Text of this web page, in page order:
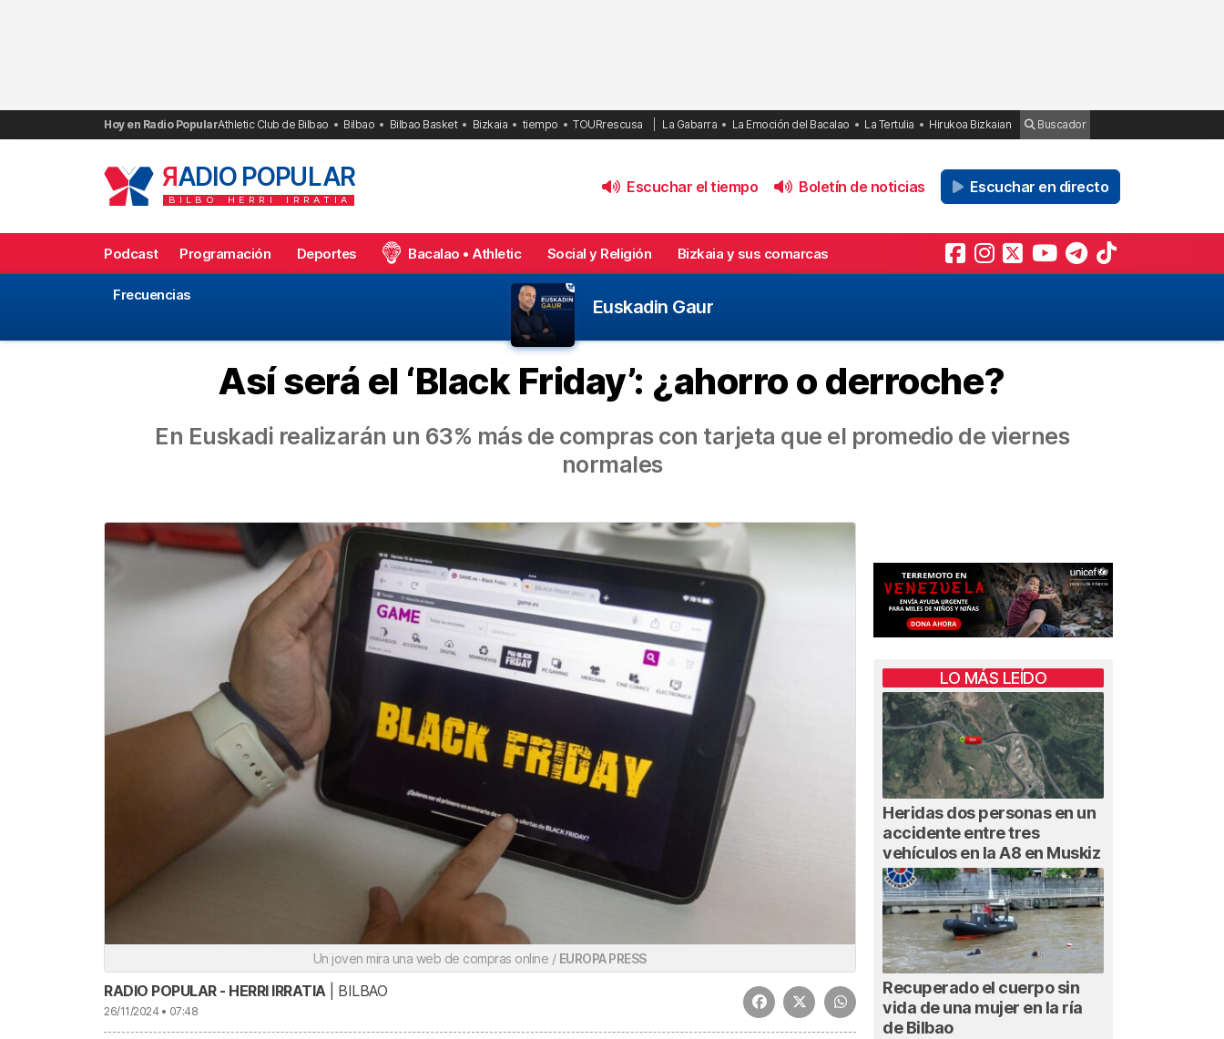
Hoy en Radio PopularAthletic Club de Bilbao Bilbao Bilbao Basket Bizkaia tiempo TOURrescusa La Gabarra La Emoción del Bacalao La Tertulia Hirukoa Bizkaian Buscador
RADIO POPULAR
BILBO HERRI IRRATIA
Escuchar el tiempo Boletín de noticias Escuchar en directo
Podcast Programación Deportes Bacalao • Athletic Social y Religión Bizkaia y sus comarcas
Frecuencias
Euskadin Gaur
Así será el ‘Black Friday’: ¿ahorro o derroche?
En Euskadi realizarán un 63% más de compras con tarjeta que el promedio de viernes
normales
Un joven mira una web de compras online / EUROPA PRESS
RADIO POPULAR - HERRI IRRATIA| BILBAO
26/11/2024 • 07:48
LO MÁS LEÍDO
Heridas dos personas en un
accidente entre tres
vehículos en la A8 en Muskiz
Recuperado el cuerpo sin
vida de una mujer en la ría
de Bilbao